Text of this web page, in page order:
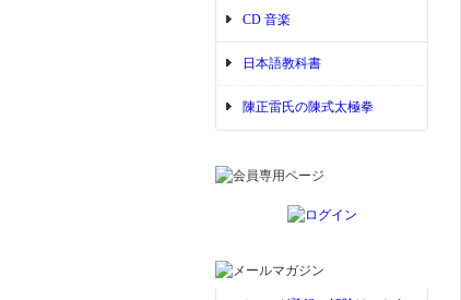
CD 音楽
日本語教科書
陳正雷氏の陳式太極拳